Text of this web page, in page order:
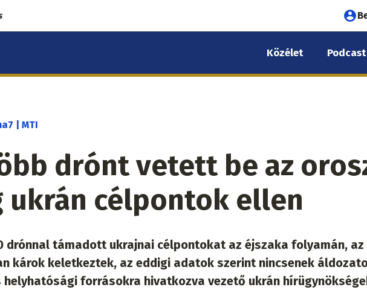
Közélet Podcast
| MTI
drónt vetett be az
ukrán célpontok ellen
drónnal támadott ukrajnai célpontokat az éjszaka folyamán, az
károk keletkeztek, az eddigi adatok szerint nincsenek
forrásokra hivatkozva vezető ukrán